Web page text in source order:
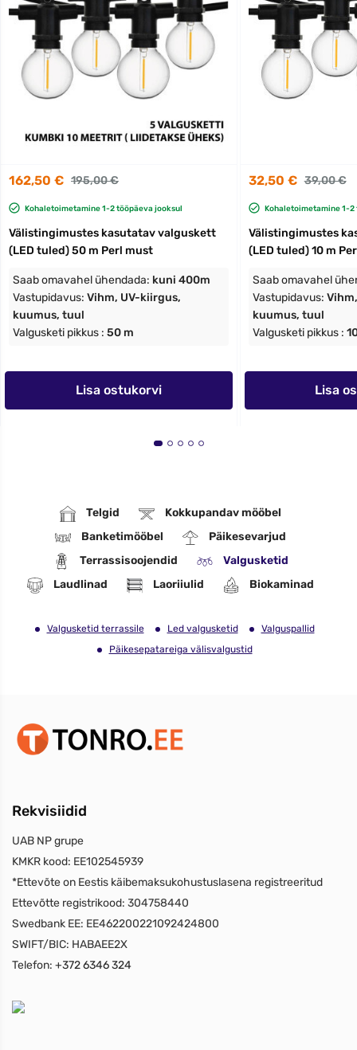
162,50 € 195,00 €
Kohaletoimetamine 1-2 tööpäeva jooksul
Välistingimustes kasutatav valguskett
(LED tuled) 50 m Perl must
Saab omavahel ühendada: kuni 400m
Vastupidavus: Vihm, UV-kiirgus,
kuumus, tuul
Valgusketi pikkus : 50 m
Lisa ostukorvi
32,50 € 39,00 €
Kohaletoimetamine 1-
Välistingimustes
(LED tuled) 10 m
Saab omavahel
Vastupidavus:
kuumus, tuul
Valgusketi pikkus :
Lisa
Telgid
Kokkupandav mööbel
Banketimööbel
Päikesevarjud
Terrassisoojendid
Valgusketid
Laudlinad
Laoriiulid Biokaminad
Valgusketid terrassile Led valgusketid
Valguspallid
Päikesepatareiga välisvalgustid
Rekvisiidid
UAB NP grupe
KMKR kood: EE102545939
*Ettevõte on Eestis käibemaksukohustuslasena registreeritud
Ettevõtte registrikood: 304758440
Swedbank EE: EE462200221092424800
SWIFT/BIC: HABAEE2X
Telefon: +372 6346 324